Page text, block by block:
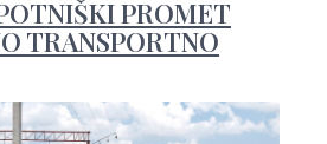
PROMET
TRANSPORTNO